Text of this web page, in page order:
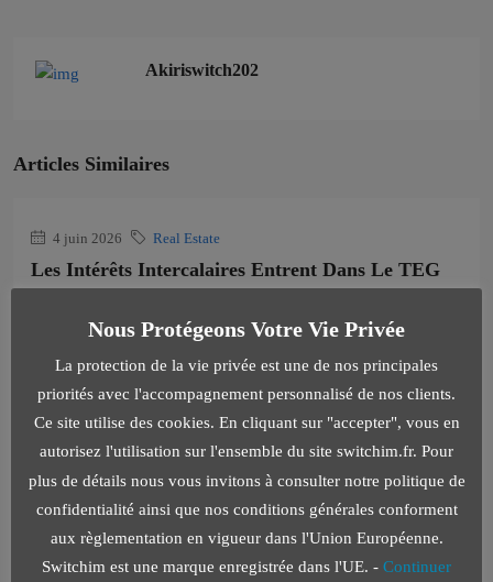
Akiriswitch202
Articles Similaires
4 juin 2026 Real Estate
Les Intérêts Intercalaires Entrent Dans Le TEG
à la banque le droit de réclamer...
Continuer la lecture
par Akiriswitch202
Real Estate
Taux De Crédit Immobilier : 2016 Clôture En
Nous Protégeons Votre Vie Privée
La protection de la vie privée est une de nos principales
priorités avec l'accompagnement personnalisé de nos clients.
Ce site utilise des cookies. En cliquant sur "accepter", vous en
autorisez l'utilisation sur l'ensemble du site switchim.fr. Pour
plus de détails nous vous invitons à consulter notre politique de
confidentialité ainsi que nos conditions générales conforment
aux règlementation en vigueur dans l'Union Européenne.
Switchim est une marque enregistrée dans l'UE. - Continuer